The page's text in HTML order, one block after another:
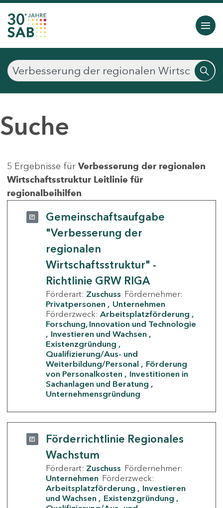
Suche
5 Ergebnisse für Verbesserung der regionalen
Wirtschaftsstruktur Leitlinie für
regionalbeihilfen
Gemeinschaftsaufgabe
"Verbesserung der
regionalen
Wirtschaftsstruktur" -
Richtlinie GRW RIGA
Förderart: Zuschuss Fördernehmer:
Privatpersonen
Unternehmen
Förderzweck: Arbeitsplatzförderung
Forschung, Innovation und Technologie
Investieren und Wachsen
Existenzgründung
Qualifizierung/Aus- und
Weiterbildung/Personal
Förderung
von Personalkosten
Investitionen in
Sachanlagen und Beratung
Unternehmensgründung
Förderrichtlinie Regionales
Wachstum
Förderart: Zuschuss Fördernehmer:
Unternehmen Förderzweck:
Arbeitsplatzförderung
Investieren
und Wachsen
Existenzgründung